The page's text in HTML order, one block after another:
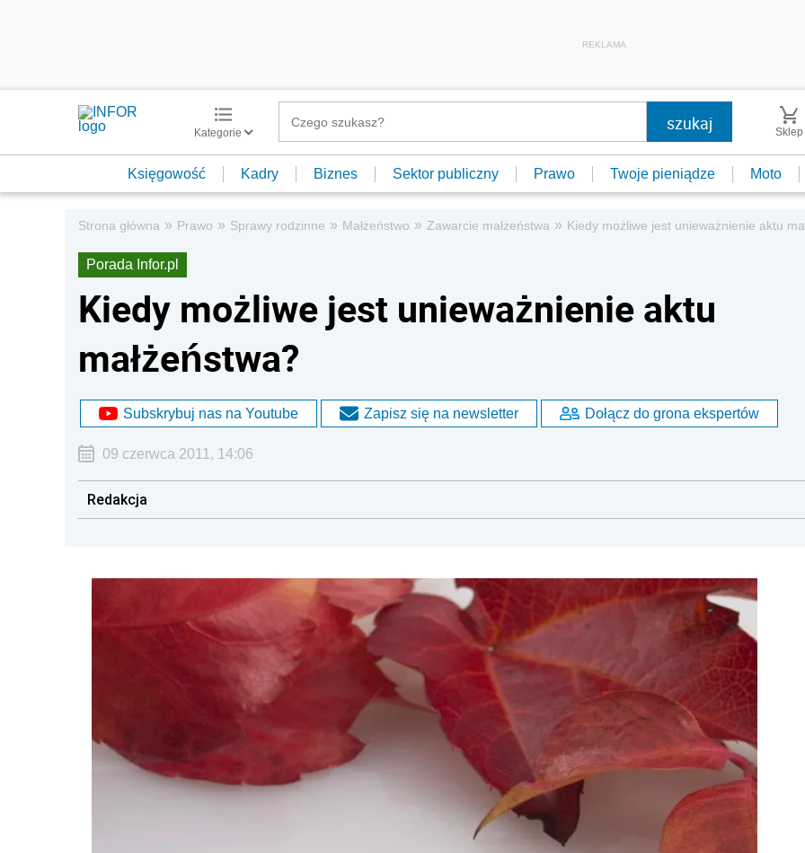
REKLAMA
Kategorie Sklep
Księgowość Kadry Biznes Sektor publiczny Prawo Twoje pieniądze Moto
Strona główna » Prawo » Sprawy rodzinne » Małżeństwo » Zawarcie małżeństwa » Kiedy możliwe jest unieważnienie aktu
Porada Infor.pl
Kiedy możliwe jest unieważnienie aktu
małżeństwa?
Subskrybuj nas na Youtube Zapisz się na newsletter Dołącz do grona ekspertów
09 czerwca 2011, 14:06
Redakcja